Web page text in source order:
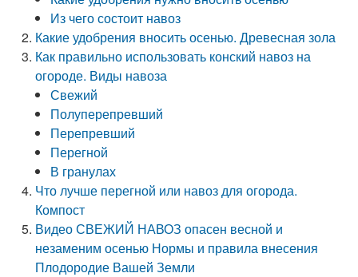
Из чего состоит навоз
Какие удобрения вносить осенью. Древесная зола
Как правильно использовать конский навоз на
огороде. Виды навоза
Свежий
Полуперепревший
Перепревший
Перегной
В гранулах
Что лучше перегной или навоз для огорода.
Компост
Видео СВЕЖИЙ НАВОЗ опасен весной и
незаменим осенью Нормы и правила внесения
Плодородие Вашей Земли